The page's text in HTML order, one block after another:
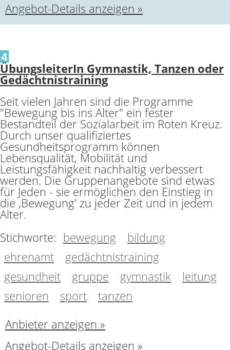
Angebot-Details anzeigen »
4
ÜbungsleiterIn Gymnastik, Tanzen oder
Gedächtnistraining
Seit vielen Jahren sind die Programme
"Bewegung bis ins Alter" ein fester
Bestandteil der Sozialarbeit im Roten Kreuz.
Durch unser qualifiziertes
Gesundheitsprogramm können
Lebensqualität, Mobilität und
Leistungsfähigkeit nachhaltig verbessert
werden. Die Gruppenangebote sind etwas
für Jeden - sie ermöglichen den Einstieg in
die ,Bewegung' zu jeder Zeit und in jedem
Alter.
Stichworte: bewegung
bildung
ehrenamt
gedächtnistraining
gesundheit
gruppe gymnastik
leitung
senioren
sport
tanzen
Anbieter anzeigen »
Angebot-Details anzeigen »